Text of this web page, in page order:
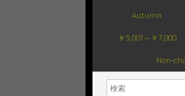
Autumn
￥5,001～￥7,000
Non-